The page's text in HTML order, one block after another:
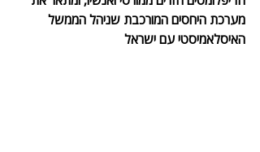
מערכת היחסים המורכבת שניהל הממשל
האיסלאמיסטי עם ישראל